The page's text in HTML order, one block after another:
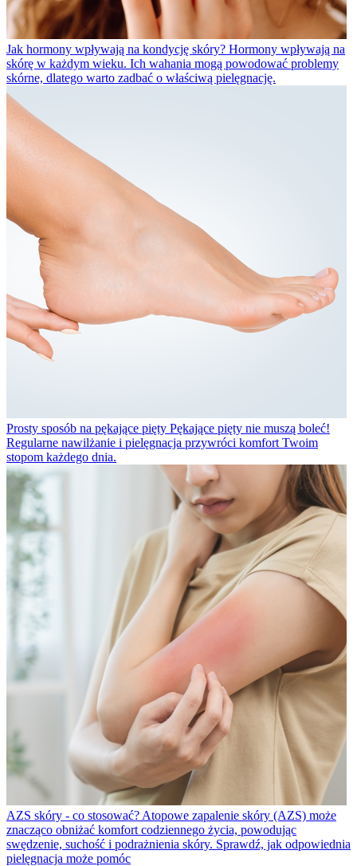
Jak hormony wpływają na kondycję skóry? Hormony wpływają na
skórę w każdym wieku. Ich wahania mogą powodować problemy
skórne, dlatego warto zadbać o właściwą pielęgnację.
Prosty sposób na pękające pięty Pękające pięty nie muszą boleć!
Regularne nawilżanie i pielęgnacja przywróci komfort Twoim
stopom każdego dnia.
AZS skóry - co stosować? Atopowe zapalenie skóry (AZS) może
znacząco obniżać komfort codziennego życia, powodując
swędzenie, suchość i podrażnienia skóry. Sprawdź, jak odpowiednia
pielęgnacja może pomóc